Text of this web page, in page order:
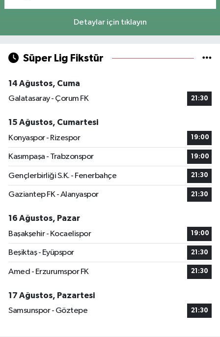
Detaylar için tıklayın
Süper Lig Fikstür
14 Ağustos, Cuma
Galatasaray - Çorum FK
21:30
15 Ağustos, Cumartesi
Konyaspor - Rizespor
19:00
Kasımpaşa - Trabzonspor 19:00
Gençlerbirliği S.K. - Fenerbahçe 21:30
Gaziantep FK - Alanyaspor 21:30
16 Ağustos, Pazar
Başakşehir - Kocaelispor
19:00
Beşiktaş - Eyüpspor 21:30
Amed - Erzurumspor FK 21:30
17 Ağustos, Pazartesi
Samsunspor - Göztepe
21:30